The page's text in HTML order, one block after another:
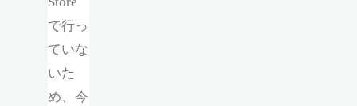
で行っ
ていな
いた
め、今